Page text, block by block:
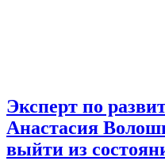
Эксперт по
Анастасия
выйти из